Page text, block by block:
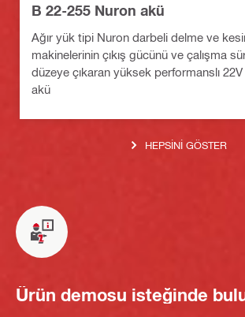
B 22-255 Nuron akü
Ağır yük tipi Nuron darbeli delme ve
makinelerinin çıkış gücünü ve çalışma
düzeye çıkaran yüksek performanslı
akü
HEPSINI GÖSTER
Ürün demosu isteğinde